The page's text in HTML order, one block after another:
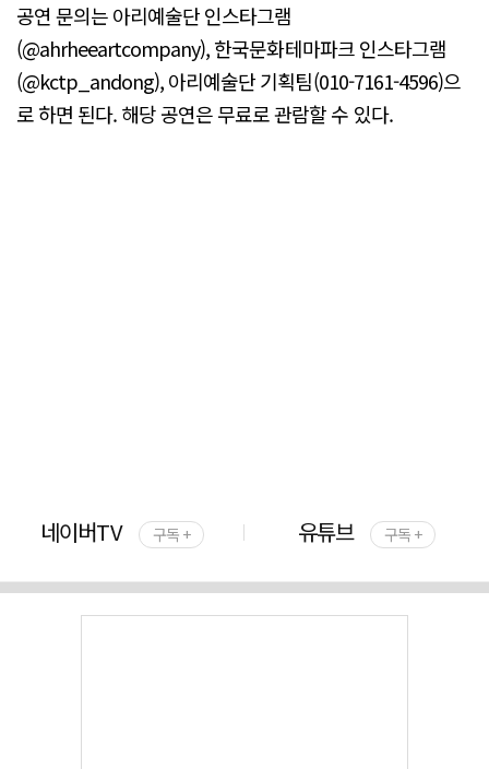
공연 문의는 아리예술단 인스타그램
(@ahrheeartcompany), 한국문화테마파크 인스타그램
(@kctp_andong), 아리예술단 기획팀(010-7161-4596)으
로 하면 된다. 해당 공연은 무료로 관람할 수 있다.
네이버TV 구독 + 유튜브 구독 +